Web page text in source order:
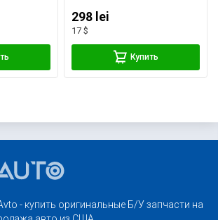
298 lei
17 $
Купить
- купить оригинальные Б/У запчасти на